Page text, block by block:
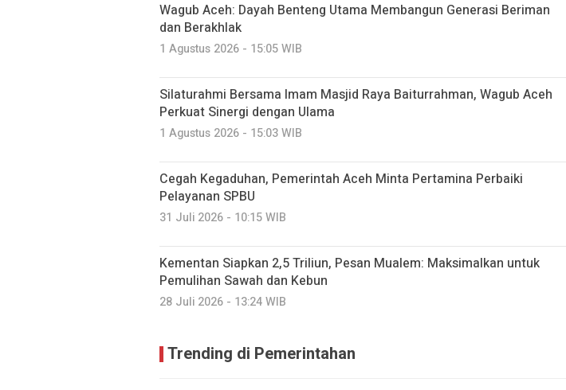
Wagub Aceh: Dayah Benteng Utama Membangun Generasi Beriman
dan Berakhlak
1 Agustus 2026 - 15:05 WIB
Silaturahmi Bersama Imam Masjid Raya Baiturrahman, Wagub Aceh
Perkuat Sinergi dengan Ulama
1 Agustus 2026 - 15:03 WIB
Cegah Kegaduhan, Pemerintah Aceh Minta Pertamina Perbaiki
Pelayanan SPBU
31 Juli 2026 - 10:15 WIB
Kementan Siapkan 2,5 Triliun, Pesan Mualem: Maksimalkan untuk
Pemulihan Sawah dan Kebun
28 Juli 2026 - 13:24 WIB
Trending di Pemerintahan